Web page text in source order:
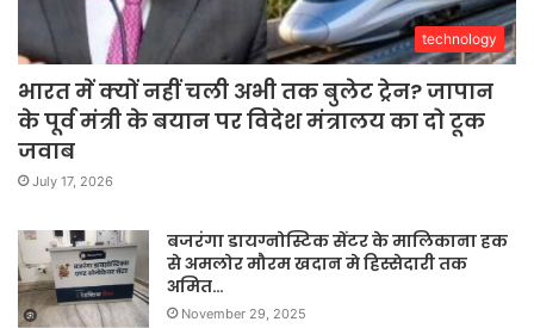
technology
भारत में क्यों नहीं चली अभी तक बुलेट ट्रेन? जापान
के पूर्व मंत्री के बयान पर विदेश मंत्रालय का दो टूक
जवाब
July 17, 2026
बजरंगा डायग्नोस्टिक सेंटर के मालिकाना हक
से अमलोर मौरम खदान मे हिस्सेदारी तक
अमित…
November 29, 2025